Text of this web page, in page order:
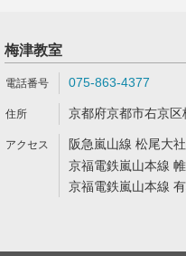
梅津教室
075-863-4377
京都府京都市右京
阪急嵐山線 松尾大
京福電鉄嵐山本線
京福電鉄嵐山本線